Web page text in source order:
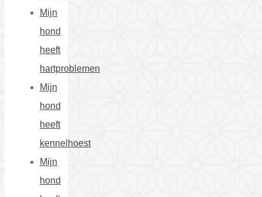
Mijn
hond
heeft
hartproblemen
Mijn
hond
heeft
kennelhoest
Mijn
hond